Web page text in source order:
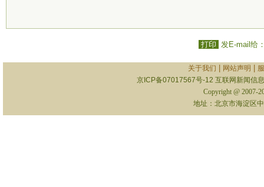
打印 发E-mail给
关于我们 网站声明
京ICP备07017567号-12 互联网新闻信
Copyright @ 2007-
地址：北京市海淀区